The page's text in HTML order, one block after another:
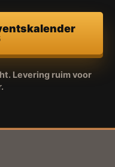
Levering ruim voor